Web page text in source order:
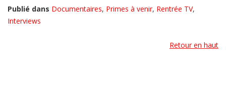
Publié dans Documentaires, Primes à venir, Rentrée TV,
Interviews
Retour en haut